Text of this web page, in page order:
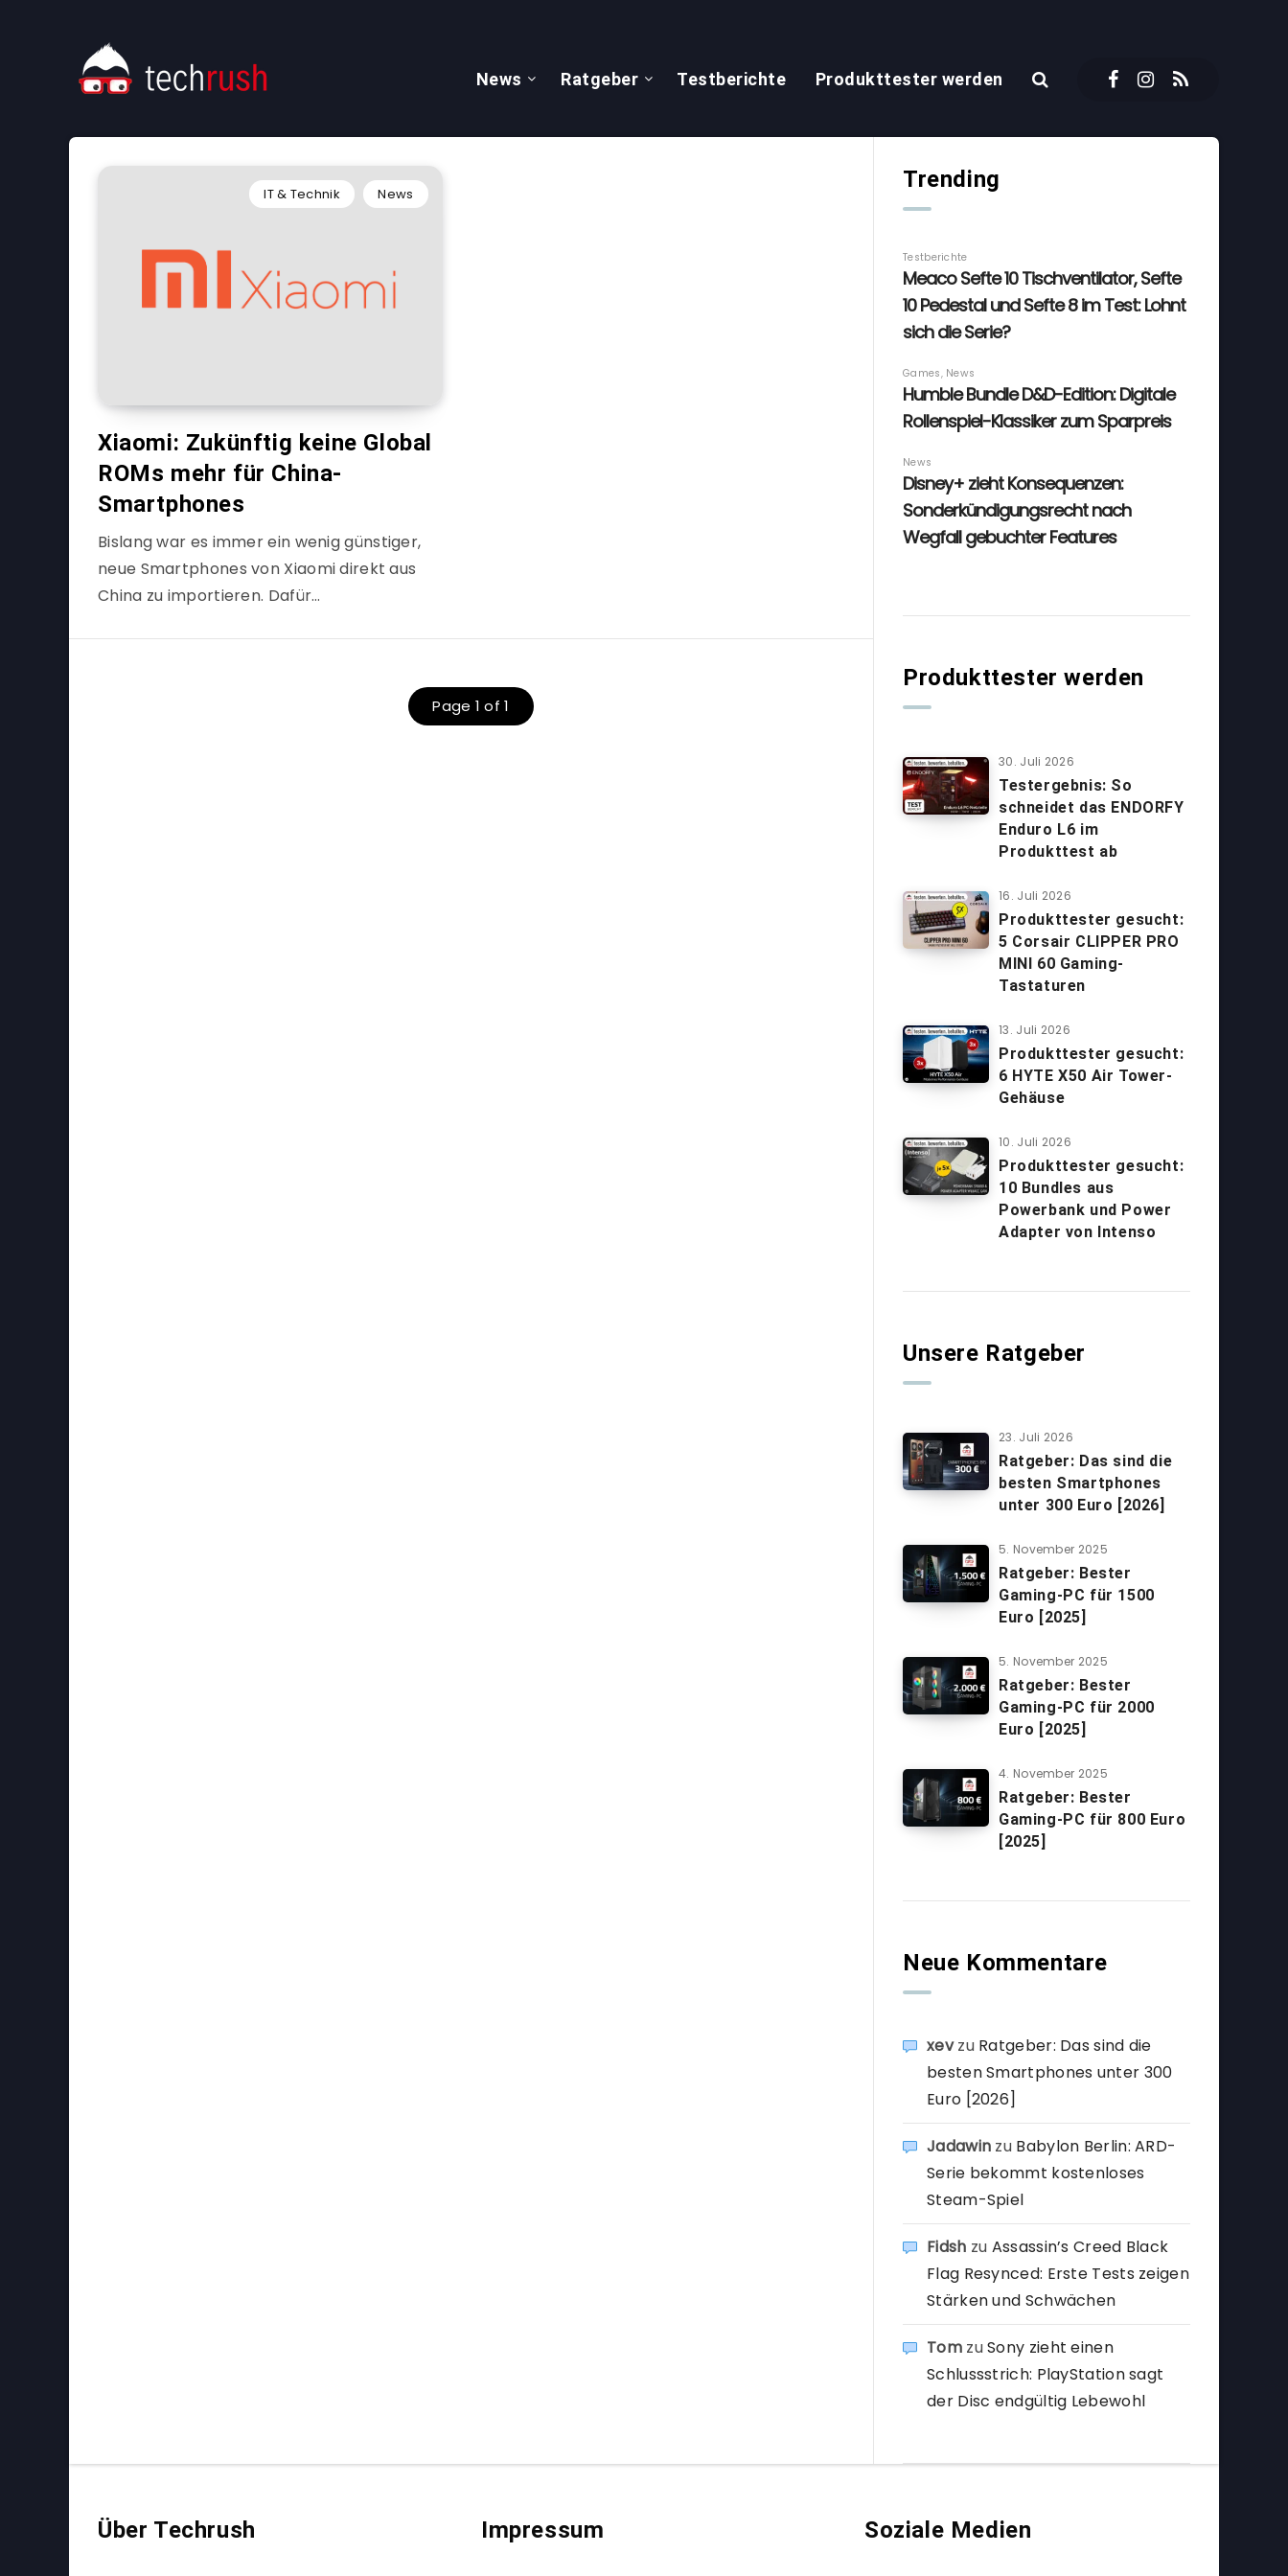
News Ratgeber Testberichte Produkttester werden
IT & Technik News
Xiaomi: Zukünftig keine Global
ROMs mehr für China-
Smartphones
Bislang war es immer ein wenig günstiger,
neue Smartphones von Xiaomi direkt aus
China zu importieren. Dafür…
Page 1 of 1
Trending
Produkttester werden
30. Juli 2026
Testergebnis: So
schneidet das ENDORFY
Enduro L6 im
Produkttest ab
16. Juli 2026
Produkttester gesucht:
5 Corsair CLIPPER PRO
MINI 60 Gaming-
Tastaturen
13. Juli 2026
Produkttester gesucht:
6 HYTE X50 Air Tower-
Gehäuse
10. Juli 2026
Produkttester gesucht:
10 Bundles aus
Powerbank und Power
Adapter von Intenso
Unsere Ratgeber
23. Juli 2026
Ratgeber: Das sind die
besten Smartphones
unter 300 Euro [2026]
5. November 2025
Ratgeber: Bester
Gaming-PC für 1500
Euro [2025]
5. November 2025
Ratgeber: Bester
Gaming-PC für 2000
Euro [2025]
4. November 2025
Ratgeber: Bester
Gaming-PC für 800 Euro
[2025]
Neue Kommentare
xevzu Ratgeber: Das sind die
besten Smartphones unter 300
Euro [2026]
Jadawin zu Babylon Berlin: ARD-
Serie bekommt kostenloses
Steam-Spiel
Fidsh zu Assassin’s Creed Black
Flag Resynced: Erste Tests zeigen
Stärken und Schwächen
TomzuSony zieht einen
Schlussstrich: PlayStation sagt
der Disc endgültig Lebewohl
Über Techrush Impressum Soziale Medien